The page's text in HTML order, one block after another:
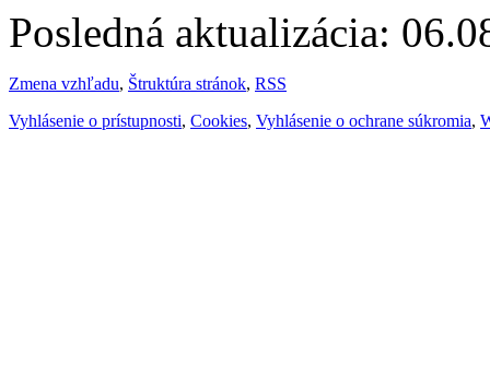
Posledná aktualizácia:
Zmena vzhľadu, Štruktúra stránok, RSS
Vyhlásenie o prístupnosti, Cookies, Vyhlásenie o ochrane súkromia,